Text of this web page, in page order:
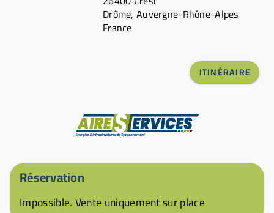
Drôme, Auvergne-Rhône-Alpes
France
ITINÉRAIRE
Réservation
Impossible. Vente uniquement sur place